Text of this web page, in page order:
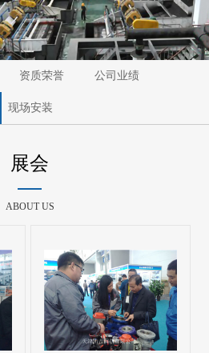
资质荣誉 公司业绩
现场安装
展会
ABOUT US